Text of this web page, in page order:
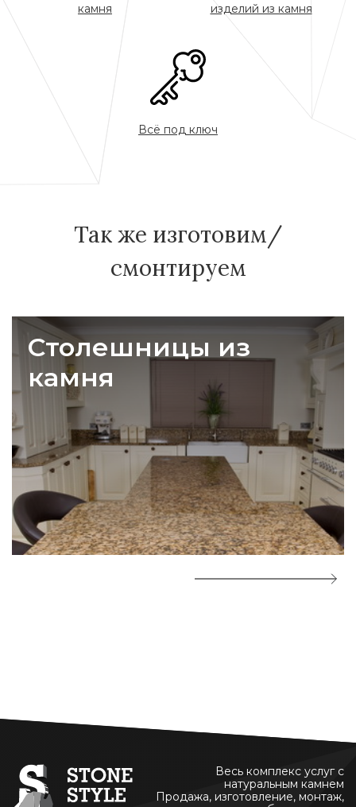
камня
изделий из камня
Всё под ключ
Так же изготовим/
смонтируем
Столешницы из
камня
Весь комплекс услуг с
натуральным камнем
Продажа, изготовление, монтаж,